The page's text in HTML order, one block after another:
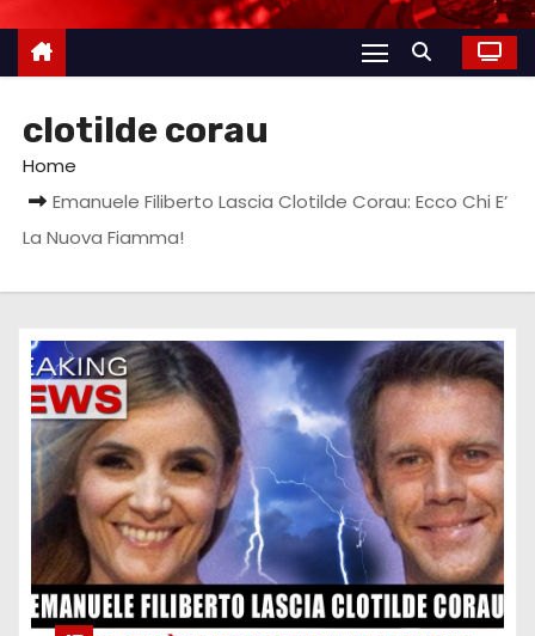
clotilde corau
Home
Emanuele Filiberto Lascia Clotilde Corau: Ecco Chi E’
La Nuova Fiamma!